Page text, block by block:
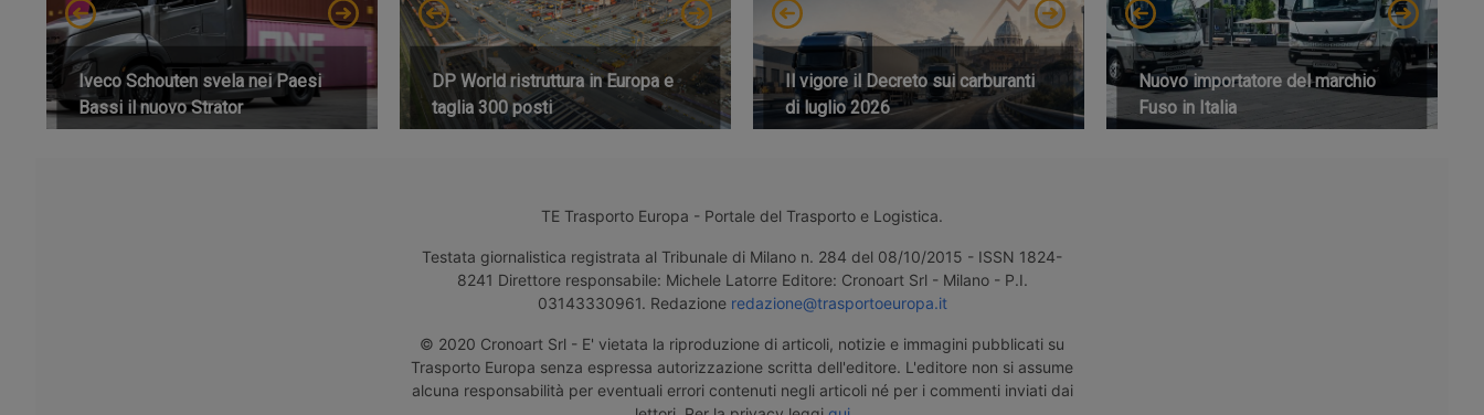
Iveco Schouten svela nei Paesi
Bassi il nuovo Strator
DP World ristruttura in Europa e
taglia 300 posti
Il vigore il Decreto sui carburanti
di luglio 2026
Nuovo importatore del marchio
Fuso in Italia
TE Trasporto Europa - Portale del Trasporto e Logistica.
Testata giornalistica registrata al Tribunale di Milano n. 284 del 08/10/2015 - ISSN 1824-
8241 Direttore responsabile: Michele Latorre Editore: Cronoart Srl - Milano - P.I.
03143330961. Redazione redazione@trasportoeuropa.it
© 2020 Cronoart Srl - E' vietata la riproduzione di articoli, notizie e immagini pubblicati su
Trasporto Europa senza espressa autorizzazione scritta dell'editore. L'editore non si assume
alcuna responsabilità per eventuali errori contenuti negli articoli né per i commenti inviati dai